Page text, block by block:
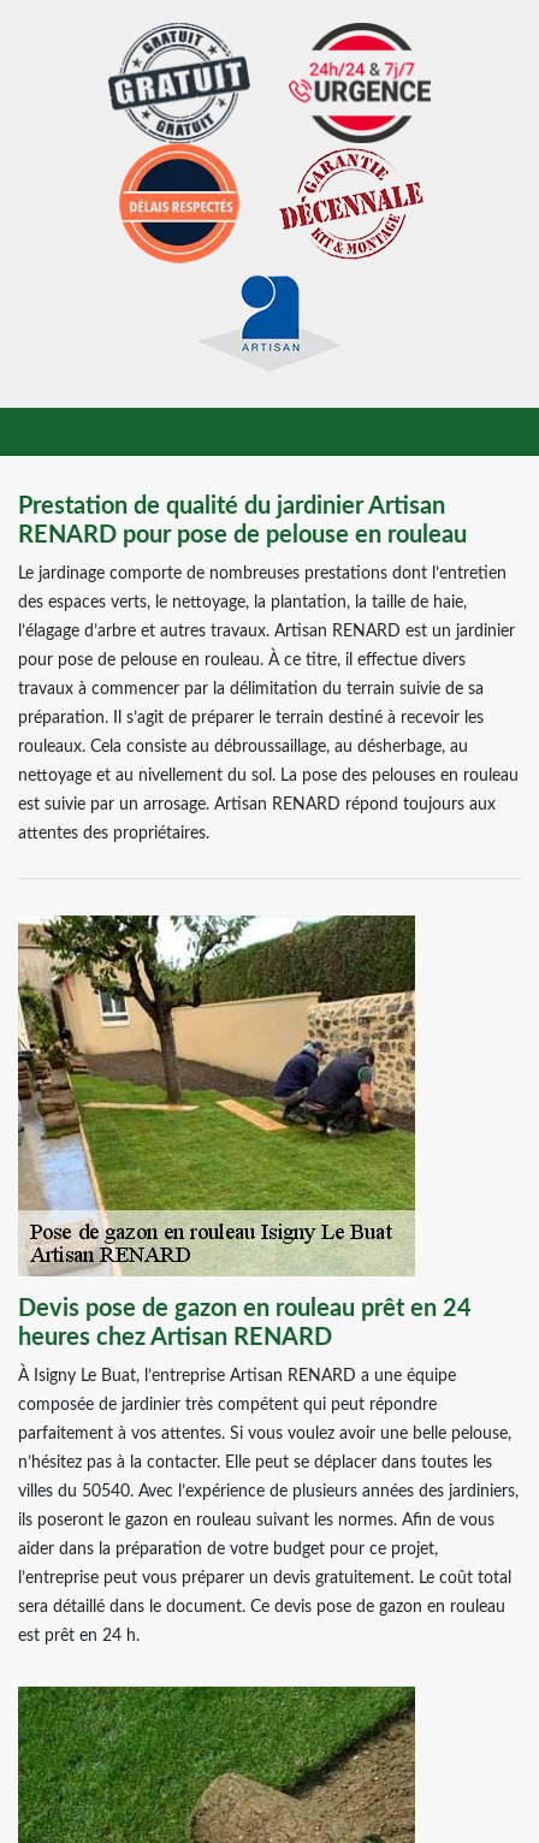
Prestation de qualité du jardinier Artisan
RENARD pour pose de pelouse en rouleau
Le jardinage comporte de nombreuses prestations dont l’entretien
des espaces verts, le nettoyage, la plantation, la taille de haie,
l’élagage d’arbre et autres travaux. Artisan RENARD est un jardinier
pour pose de pelouse en rouleau. À ce titre, il effectue divers
travaux à commencer par la délimitation du terrain suivie de sa
préparation. Il s’agit de préparer le terrain destiné à recevoir les
rouleaux. Cela consiste au débroussaillage, au désherbage, au
nettoyage et au nivellement du sol. La pose des pelouses en rouleau
est suivie par un arrosage. Artisan RENARD répond toujours aux
attentes des propriétaires.
Devis pose de gazon en rouleau prêt en 24
heures chez Artisan RENARD
À Isigny Le Buat, l’entreprise Artisan RENARD a une équipe
composée de jardinier très compétent qui peut répondre
parfaitement à vos attentes. Si vous voulez avoir une belle pelouse,
n’hésitez pas à la contacter. Elle peut se déplacer dans toutes les
villes du 50540. Avec l’expérience de plusieurs années des jardiniers,
ils poseront le gazon en rouleau suivant les normes. Afin de vous
aider dans la préparation de votre budget pour ce projet,
l’entreprise peut vous préparer un devis gratuitement. Le coût total
sera détaillé dans le document. Ce devis pose de gazon en rouleau
est prêt en 24 h.